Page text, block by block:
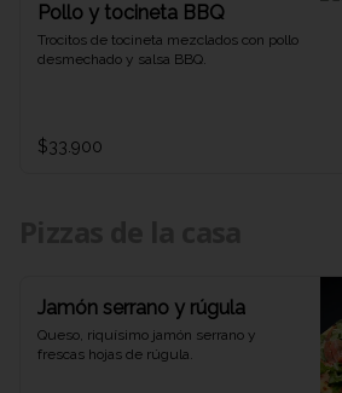
Pollo y tocineta BBQ
Trocitos de tocineta mezclados con pollo
desmechado y salsa BBQ.
$33.900
Jamón serrano y rúgula
Queso, riquísimo jamón serrano y
frescas hojas de rúgula.